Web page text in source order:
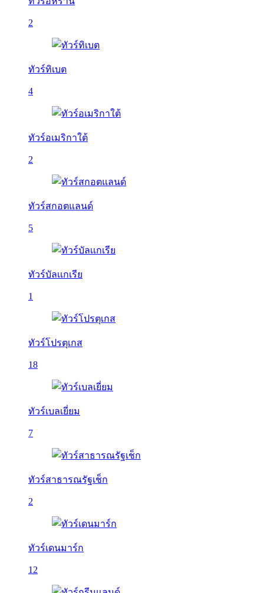
2
ทัวร์ทิเบต
4
ทัวร์อเมริกาใต้
2
ทัวร์สกอตแลนด์
5
ทัวร์บัลเเกเรีย
1
ทัวร์โปรตุเกส
18
ทัวร์เบลเยี่ยม
7
ทัวร์สาธารณรัฐเช็ก
2
ทัวร์เดนมาร์ก
12